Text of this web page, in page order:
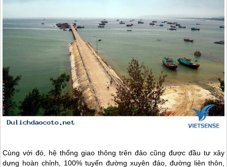
Cùng với đó, hệ thống giao thông trên đảo cũng được đầu tư xây
dựng hoàn chỉnh, 100% tuyến đường xuyên đảo, đường liên thôn,